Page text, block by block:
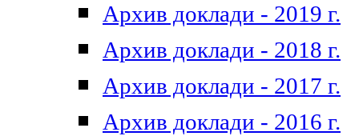
Архив доклади - 2019 г.
Архив доклади - 2018 г.
Архив доклади - 2017 г.
Архив доклади - 2016 г.